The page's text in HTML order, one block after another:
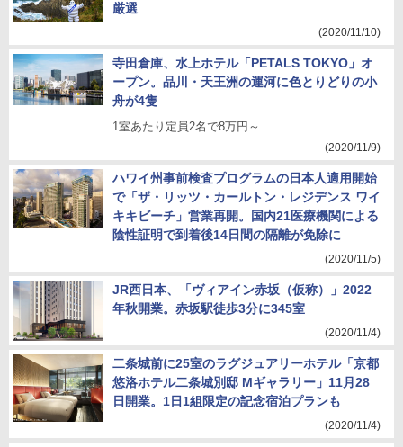
厳選
(2020/11/10)
寺田倉庫、水上ホテル「PETALS TOKYO」オ
ープン。品川・天王洲の運河に色とりどりの小
舟が4隻
1室あたり定員2名で8万円～
(2020/11/9)
ハワイ州事前検査プログラムの日本人適用開始
で「ザ・リッツ・カールトン・レジデンス ワイ
キキビーチ」営業再開。国内21医療機関による
陰性証明で到着後14日間の隔離が免除に
(2020/11/5)
JR西日本、「ヴィアイン赤坂（仮称）」2022
年秋開業。赤坂駅徒歩3分に345室
(2020/11/4)
二条城前に25室のラグジュアリーホテル「京都
悠洛ホテル二条城別邸 Mギャラリー」11月28
日開業。1日1組限定の記念宿泊プランも
(2020/11/4)